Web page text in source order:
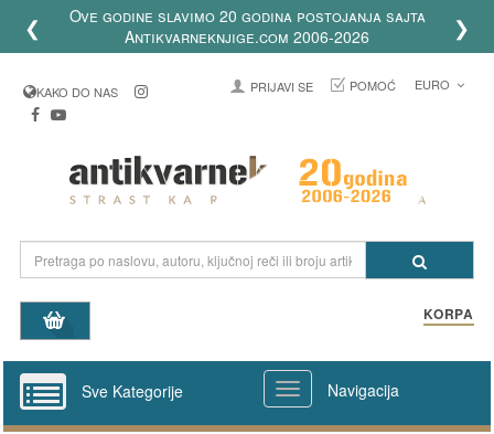
❮
Ove godine slavimo 20 godina postojanja sajta
Antikvarneknjige.com 2006-2026
❯
KAKO DO NAS PRIJAVI SE POMOĆ EURO
KORPA
Sve Kategorije Navigacija